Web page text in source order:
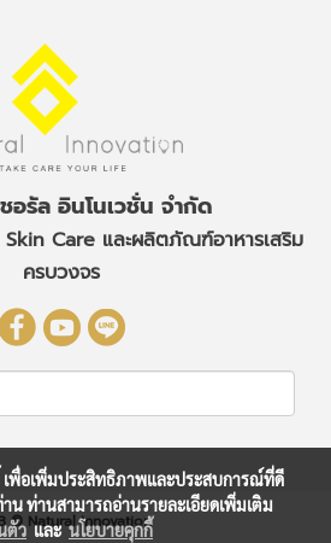
อรัล อินโนเวชั่น จำกัด
Care และผลิตภัณฑ์อาหารเสริม
ครบวงจร
© Natural Innovation
เพื่อเพิ่มประสิทธิภาพและประสบการณ์ที่ดี
าน ท่านสามารถอ่านรายละเอียดเพิ่มเติม
ตัวและนโยบายคุกกี้